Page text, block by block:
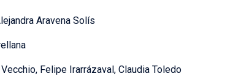
Aravena Solís
Felipe Irarrázaval, Claudia Toledo